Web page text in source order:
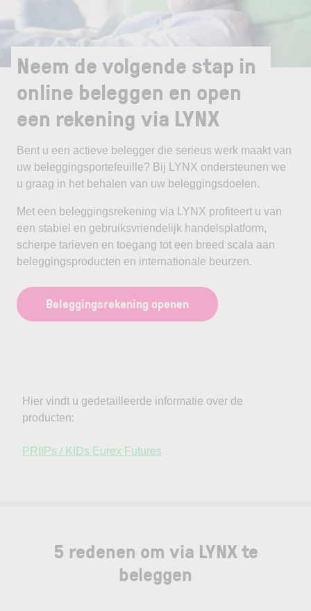
Neem de volgende stap in
online beleggen en open
een rekening via LYNX
Bent u een actieve belegger die serieus werk maakt van
uw beleggingsportefeuille? Bij LYNX ondersteunen we
u graag in het behalen van uw beleggingsdoelen.
Met een beleggingsrekening via LYNX profiteert u van
een stabiel en gebruiksvriendelijk handelsplatform,
scherpe tarieven en toegang tot een breed scala aan
beleggingsproducten en internationale beurzen.
Beleggingsrekening openen
5 redenen om via LYNX te
beleggen